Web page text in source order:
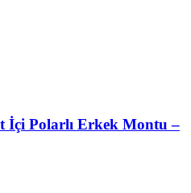
İçi Polarlı Erkek Montu –